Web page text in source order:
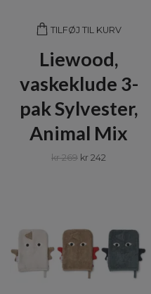
TILFØJ TIL KURV
Liewood,
vaskeklude 3-
pak Sylvester,
Animal Mix
kr 269 kr 242